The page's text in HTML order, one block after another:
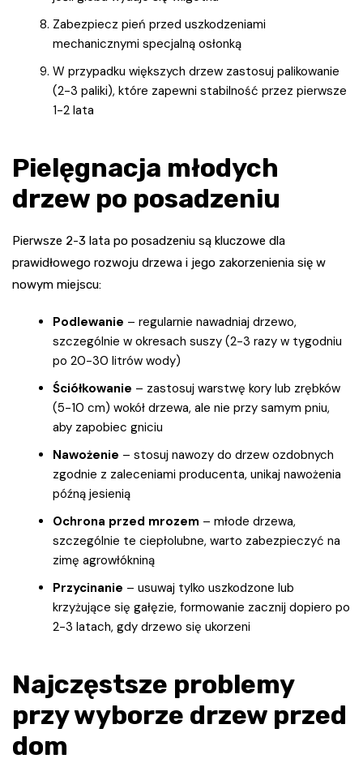
Zabezpiecz pień przed uszkodzeniami
mechanicznymi specjalną osłonką
W przypadku większych drzew zastosuj palikowanie
(2-3 paliki), które zapewni stabilność przez pierwsze
1-2 lata
Pielęgnacja młodych
drzew po posadzeniu
Pierwsze 2-3 lata po posadzeniu są kluczowe dla
prawidłowego rozwoju drzewa i jego zakorzenienia się w
nowym miejscu:
Podlewanie – regularnie nawadniaj drzewo,
szczególnie w okresach suszy (2-3 razy w tygodniu
po 20-30 litrów wody)
Ściółkowanie – zastosuj warstwę kory lub zrębków
(5-10 cm) wokół drzewa, ale nie przy samym pniu,
aby zapobiec gniciu
Nawożenie – stosuj nawozy do drzew ozdobnych
zgodnie z zaleceniami producenta, unikaj nawożenia
późną jesienią
Ochrona przed mrozem – młode drzewa,
szczególnie te ciepłolubne, warto zabezpieczyć na
zimę agrowłókniną
Przycinanie – usuwaj tylko uszkodzone lub
krzyżujące się gałęzie, formowanie zacznij dopiero po
2-3 latach, gdy drzewo się ukorzeni
Najczęstsze problemy
przy wyborze drzew przed
dom